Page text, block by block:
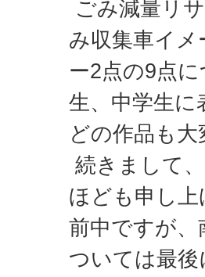
ごみ減量リ
み収集車イ
ー2点の9点
生、中学生
どの作品も
続きまして
ほども申し
前中ですが
ついては最